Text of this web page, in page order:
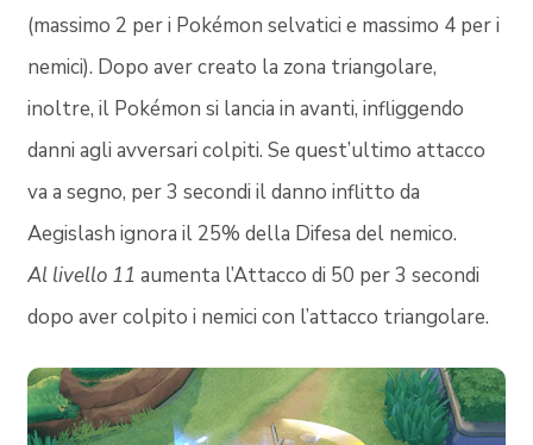
(massimo 2 per i Pokémon selvatici e massimo 4 per i
nemici). Dopo aver creato la zona triangolare,
inoltre, il Pokémon si lancia in avanti, infliggendo
danni agli avversari colpiti. Se quest’ultimo attacco
va a segno, per 3 secondi il danno inflitto da
Aegislash ignora il 25% della Difesa del nemico.
Al livello 11 aumenta l’Attacco di 50 per 3 secondi
dopo aver colpito i nemici con l’attacco triangolare.